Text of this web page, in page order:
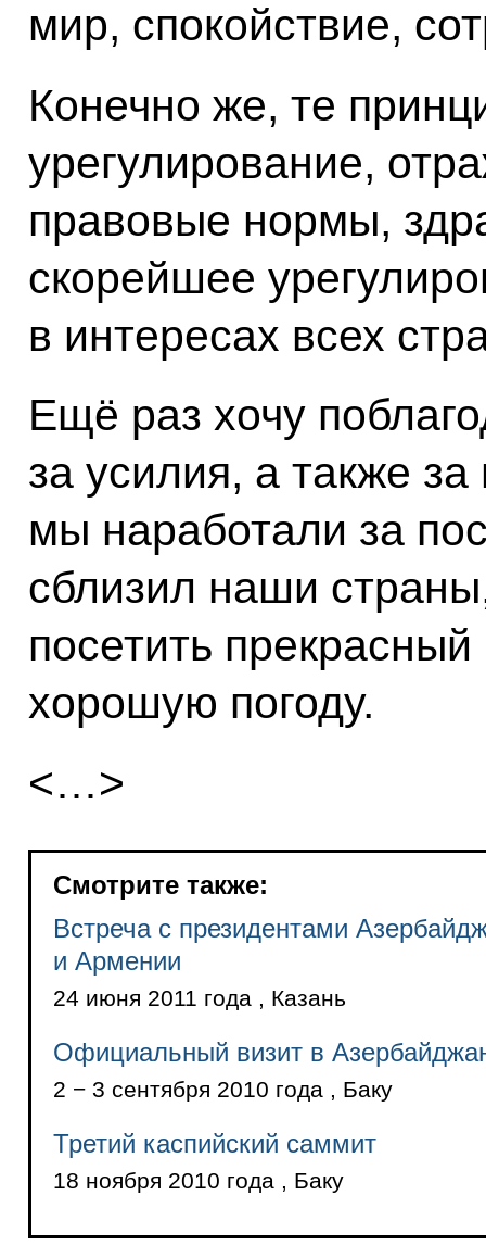
мир, спокойствие,
Конечно же, те
урегулирование,
правовые нормы,
скорейшее
в интересах всех
Ещё раз хочу
за усилия, а также
мы наработали за
сблизил наши
посетить
хорошую погоду.
<…>
Смотрите также:
Встреча с президентами
и Армении
24 июня 2011 года , Казань
Официальный визит в
2 − 3 сентября 2010 года , Баку
Третий каспийский саммит
18 ноября 2010 года , Баку